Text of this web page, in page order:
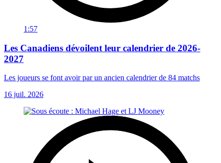
1:57
Les Canadiens dévoilent leur calendrier de 2026-
2027
Les joueurs se font avoir par un ancien calendrier de 84 matchs
16 juil. 2026